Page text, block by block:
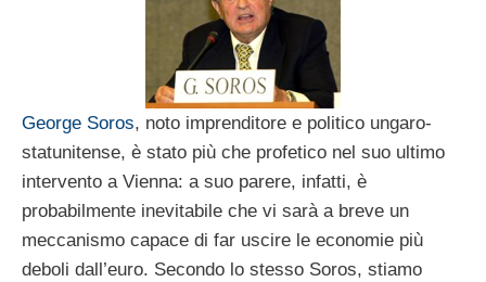
George Soros, noto imprenditore e politico ungaro-
statunitense, è stato più che profetico nel suo ultimo
intervento a Vienna: a suo parere, infatti, è
probabilmente inevitabile che vi sarà a breve un
meccanismo capace di far uscire le economie più
deboli dall’euro. Secondo lo stesso Soros, stiamo